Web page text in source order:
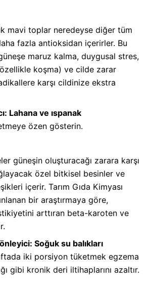
mavi toplar neredeyse diğer tüm
fazla antioksidan içerirler. Bu
maruz kalma, duygusal stres,
koşma) ve cilde zarar
karşı cildinize ekstra
Lahana ve ıspanak
özen gösterin.
güneşin oluşturacağı zarara karşı
özel bitkisel besinler ve
içerir. Tarım Gıda Kimyası
bir araştırmaya göre,
arttıran beta-karoten ve
önleyici: Soğuk su balıkları
iki porsiyon tüketmek egzema
gibi kronik deri iltihaplarını azaltır.